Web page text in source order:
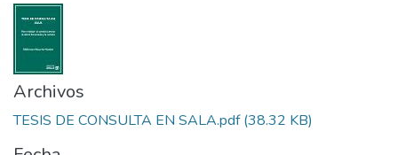
Archivos
TESIS DE CONSULTA EN SALA.pdf(38.32 KB)